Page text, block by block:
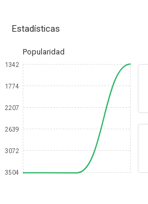
Estadísticas
Popularidad
1342
1774
2207
2639
3072
3504